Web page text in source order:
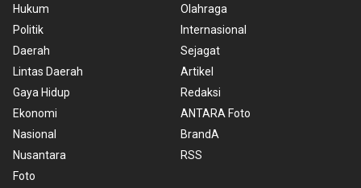
Hukum
Politik
Daerah
Lintas Daerah
Gaya Hidup
Ekonomi
Nasional
Nusantara
Foto
Olahraga
Internasional
Sejagat
Artikel
Redaksi
ANTARA Foto
BrandA
RSS